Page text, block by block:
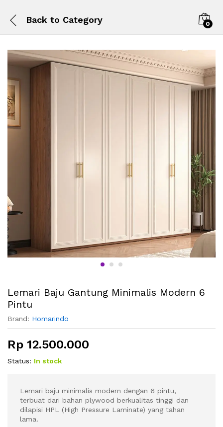
Back to Category 0
Lemari Baju Gantung Minimalis Modern 6
Pintu
Brand: Homarindo
Rp 12.500.000
Status: In stock
Lemari baju minimalis modern dengan 6 pintu,
terbuat dari bahan plywood berkualitas tinggi dan
dilapisi HPL (High Pressure Laminate) yang tahan
lama.